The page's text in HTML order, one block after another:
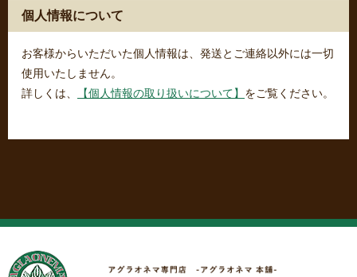
個人情報について
お客様からいただいた個人情報は、発送とご連絡以外には一切
使用いたしません。
詳しくは、
【個人情報の取り扱いについて】 をご覧ください。